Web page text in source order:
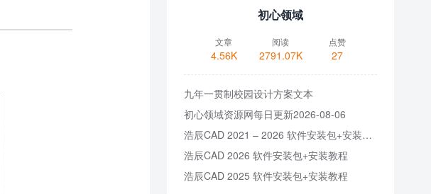
初心领域
文章
4.56K
阅读
2791.07K
点赞
27
九年一贯制校园设计方案文本
初心领域资源网每日更新2026-08-06
浩辰CAD 2021 – 2026 软件安装包+安装教程
浩辰CAD 2026 软件安装包+安装教程
浩辰CAD 2025 软件安装包+安装教程